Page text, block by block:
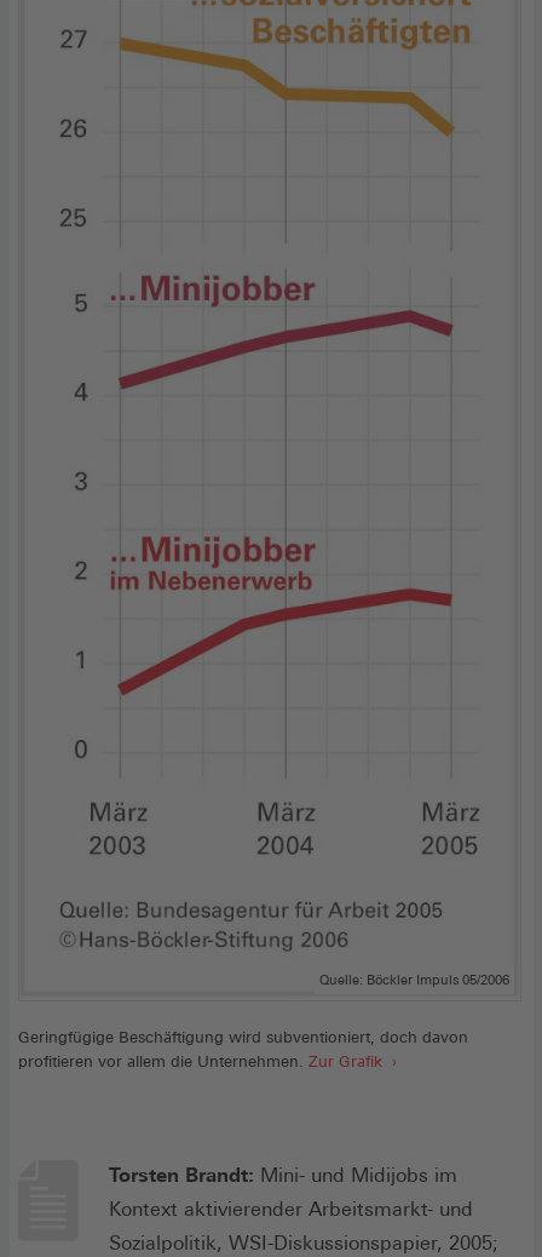
Quelle: Böckler Impuls 05/2006
Geringfügige Beschäftigung wird subventioniert, doch davon
profitieren vor allem die Unternehmen. Zur Grafik
Torsten Brandt: Mini- und Midijobs im
Kontext aktivierender Arbeitsmarkt- und
Sozialpolitik, WSI-Diskussionspapier, 2005;